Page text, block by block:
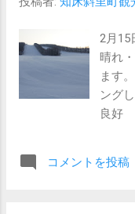
2月15
晴れ
ます
ング
良好
（ス
コメントを投稿